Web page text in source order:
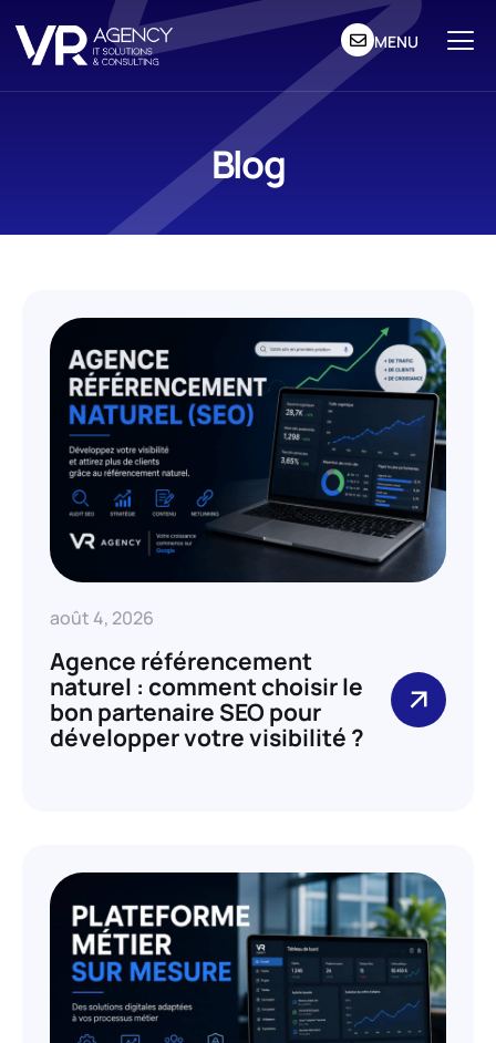
MENU
Blog
août 4, 2026
Agence référencement
naturel : comment choisir le
bon partenaire SEO pour
développer votre visibilité ?